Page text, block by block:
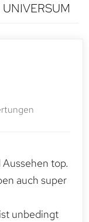
top.
auch super
unbedingt